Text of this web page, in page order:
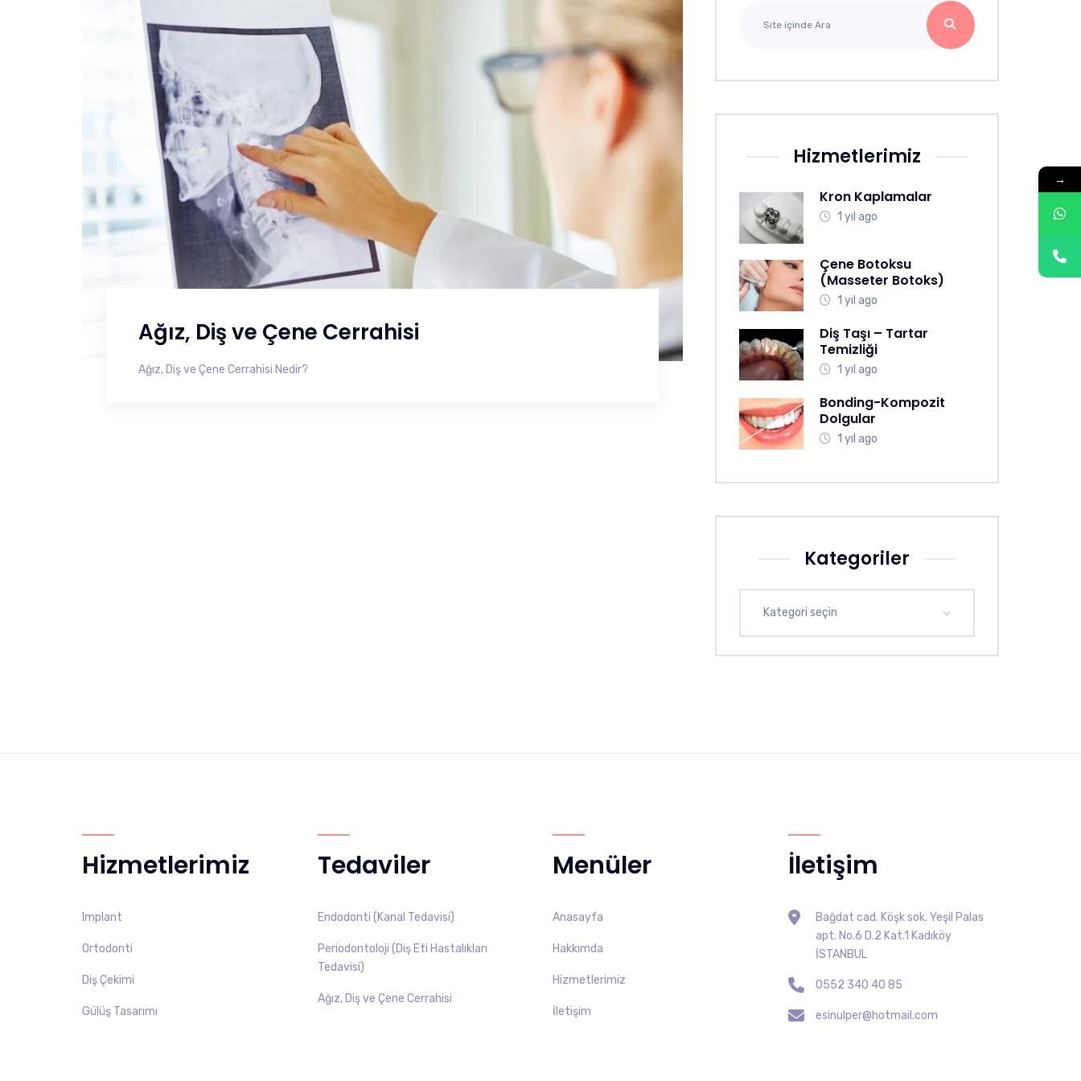
Ağız, Diş ve Çene Cerrahisi
Ağız, Diş ve Çene Cerrahisi Nedir?
Hizmetlerimiz
Kron Kaplamalar
1 yıl ago
Çene Botoksu
(Masseter Botoks)
1 yıl ago
Diş Taşı – Tartar
Temizliği
1 yıl ago
Bonding-Kompozit
Dolgular
1 yıl ago
Kategoriler
Kategori seçin
Hizmetlerimiz
Implant
Ortodonti
Diş Çekimi
Gülüş Tasarımı
Tedaviler
Endodonti (Kanal Tedavisi)
Periodontoloji (Diş Eti Hastalıkları
Tedavisi)
Ağız, Diş ve Çene Cerrahisi
Menüler
Anasayfa
Hakkımda
Hizmetlerimiz
İletişim
İletişim
Bağdat cad. Köşk sok. Yeşil Palas
apt. No.6 D.2 Kat.1 Kadıköy
İSTANBUL
0552 340 40 85
esinulper@hotmail.com
→